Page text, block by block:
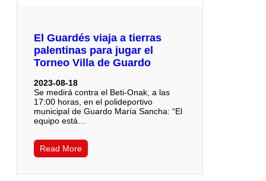
El Guardés viaja a tierras
palentinas para jugar el
Torneo Villa de Guardo
2023-08-18
Se medirá contra el Beti-Onak, a las
17:00 horas, en el polideportivo
municipal de Guardo María Sancha: “El
equipo está…
Read More